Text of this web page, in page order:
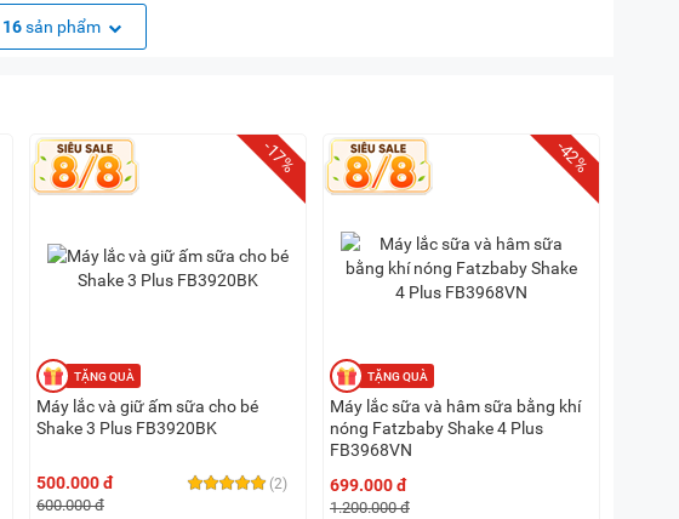
16sản phẩm
-17%
Máy lắc và giữ ấm sữa cho bé
Shake 3 Plus FB3920BK
(2)
500.000 đ
600.000 đ
-42%
Máy lắc sữa và hâm sữa bằng khí
nóng Fatzbaby Shake 4 Plus
FB3968VN
699.000 đ
1.200.000 đ